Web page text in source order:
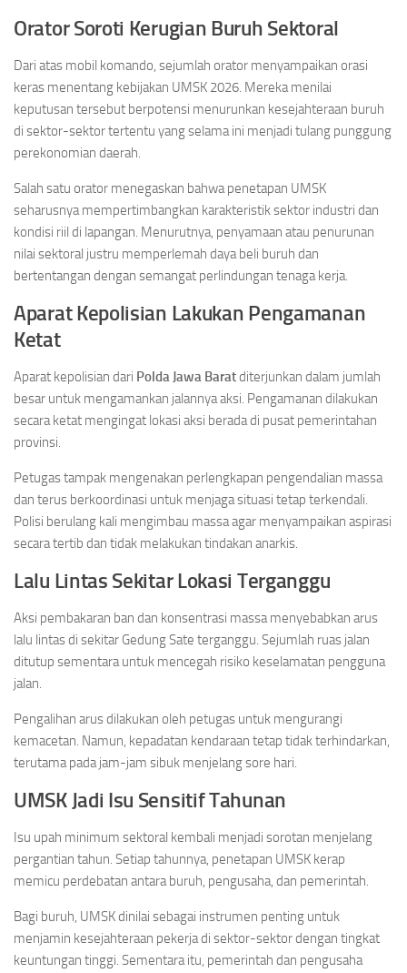
Orator Soroti Kerugian Buruh Sektoral
Dari atas mobil komando, sejumlah orator menyampaikan orasi
keras menentang kebijakan UMSK 2026. Mereka menilai
keputusan tersebut berpotensi menurunkan kesejahteraan buruh
di sektor-sektor tertentu yang selama ini menjadi tulang punggung
perekonomian daerah.
Salah satu orator menegaskan bahwa penetapan UMSK
seharusnya mempertimbangkan karakteristik sektor industri dan
kondisi riil di lapangan. Menurutnya, penyamaan atau penurunan
nilai sektoral justru memperlemah daya beli buruh dan
bertentangan dengan semangat perlindungan tenaga kerja.
Aparat Kepolisian Lakukan Pengamanan
Ketat
Aparat kepolisian dari Polda Jawa Baratditerjunkan dalam jumlah
besar untuk mengamankan jalannya aksi. Pengamanan dilakukan
secara ketat mengingat lokasi aksi berada di pusat pemerintahan
provinsi.
Petugas tampak mengenakan perlengkapan pengendalian massa
dan terus berkoordinasi untuk menjaga situasi tetap terkendali.
Polisi berulang kali mengimbau massa agar menyampaikan aspirasi
secara tertib dan tidak melakukan tindakan anarkis.
Lalu Lintas Sekitar Lokasi Terganggu
Aksi pembakaran ban dan konsentrasi massa menyebabkan arus
lalu lintas di sekitar Gedung Sate terganggu. Sejumlah ruas jalan
ditutup sementara untuk mencegah risiko keselamatan pengguna
jalan.
Pengalihan arus dilakukan oleh petugas untuk mengurangi
kemacetan. Namun, kepadatan kendaraan tetap tidak terhindarkan,
terutama pada jam-jam sibuk menjelang sore hari.
UMSK Jadi Isu Sensitif Tahunan
Isu upah minimum sektoral kembali menjadi sorotan menjelang
pergantian tahun. Setiap tahunnya, penetapan UMSK kerap
memicu perdebatan antara buruh, pengusaha, dan pemerintah.
Bagi buruh, UMSK dinilai sebagai instrumen penting untuk
menjamin kesejahteraan pekerja di sektor-sektor dengan tingkat
keuntungan tinggi. Sementara itu, pemerintah dan pengusaha